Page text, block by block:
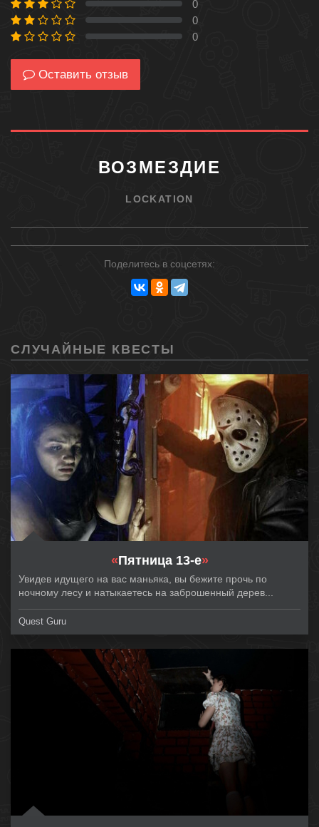
0 % 0
0 % 0
0 % 0
Оставить отзыв
ВОЗМЕЗДИЕ
LOCKATION
Поделитесь в соцсетях:
СЛУЧАЙНЫЕ КВЕСТЫ
«Пятница 13-е»
Увидев идущего на вас маньяка, вы бежите прочь по
ночному лесу и натыкаетесь на заброшенный дерев...
Quest Guru